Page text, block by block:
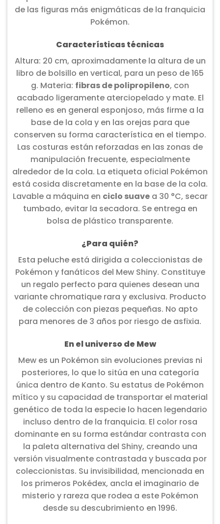
de las figuras más enigmáticas de la franquicia
Pokémon.
Características técnicas
Altura: 20 cm, aproximadamente la altura de un
libro de bolsillo en vertical, para un peso de 165
g. Materia: fibras de polipropileno, con
acabado ligeramente aterciopelado y mate. El
relleno es en general esponjoso, más firme a la
base de la cola y en las orejas para que
conserven su forma característica en el tiempo.
Las costuras están reforzadas en las zonas de
manipulación frecuente, especialmente
alrededor de la cola. La etiqueta oficial Pokémon
está cosida discretamente en la base de la cola.
Lavable a máquina en ciclo suavea 30 °C, secar
tumbado, evitar la secadora. Se entrega en
bolsa de plástico transparente.
¿Para quién?
Esta peluche está dirigida a coleccionistas de
Pokémon y fanáticos del Mew Shiny. Constituye
un regalo perfecto para quienes desean una
variante chromatique rara y exclusiva. Producto
de colección con piezas pequeñas. No apto
para menores de 3 años por riesgo de asfixia.
En el universo de Mew
Mew es un Pokémon sin evoluciones previas ni
posteriores, lo que lo sitúa en una categoría
única dentro de Kanto. Su estatus de Pokémon
mítico y su capacidad de transportar el material
genético de toda la especie lo hacen legendario
incluso dentro de la franquicia. El color rosa
dominante en su forma estándar contrasta con
la paleta alternativa del Shiny, creando una
versión visualmente contrastada y buscada por
coleccionistas. Su invisibilidad, mencionada en
los primeros Pokédex, ancla el imaginario de
misterio y rareza que rodea a este Pokémon
desde su descubrimiento en 1996.